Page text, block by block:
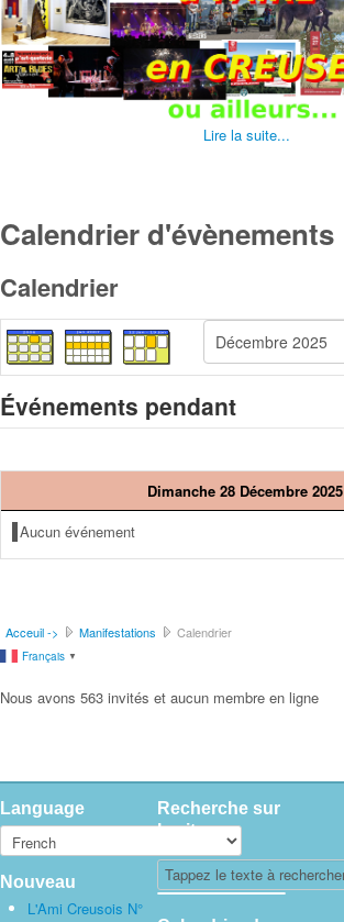
Lire la suite...
Calendrier d'évènements
Calendrier
Événements pendant
Dimanche 28 Décembre 2025
Aucun événement
Acceuil -> Manifestations Calendrier
Français ▼
Nous avons 563 invités et aucun membre en ligne
Language
Nouveau
L'Ami Creusois N°
Recherche sur
le site